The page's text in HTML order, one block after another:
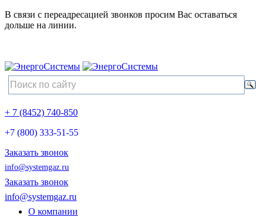
В связи с переадресацией звонков просим Вас оставаться
дольше на линии.
+ 7 (8452) 740-850
+7 (800) 333-51-55
Заказать звонок
info@systemgaz.ru
Заказать звонок
info@systemgaz.ru
О компании